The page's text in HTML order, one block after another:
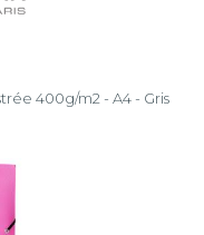
400g/m2 - A4 - Gris